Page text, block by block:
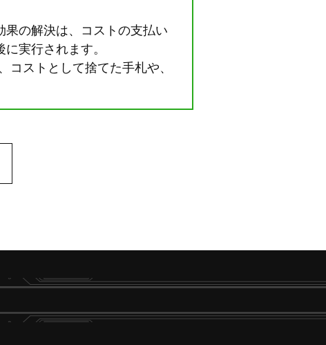
果の解決は、コストの支払い
実行されます。
コストとして捨てた手札や、